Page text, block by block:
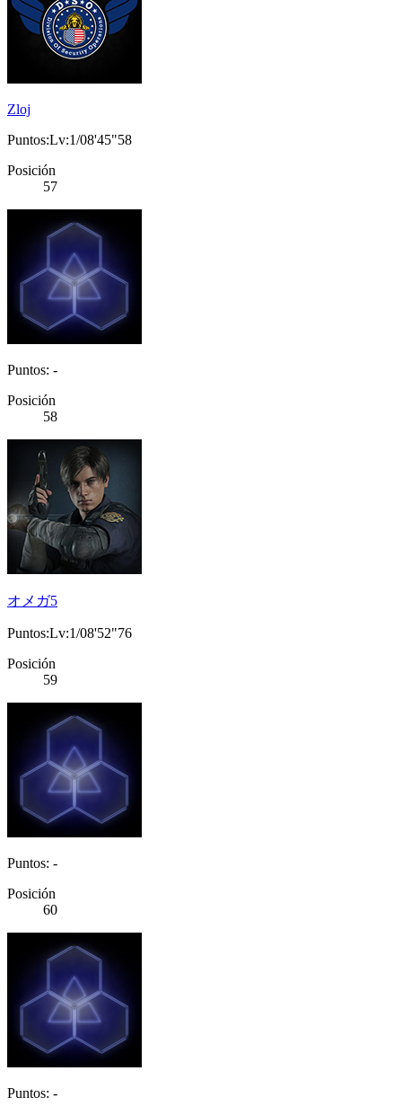
Zloj
Puntos:Lv:1/08'45"58
Posición
57
Puntos: -
Posición
58
オメガ5
Puntos:Lv:1/08'52"76
Posición
59
Puntos: -
Posición
60
Puntos: -